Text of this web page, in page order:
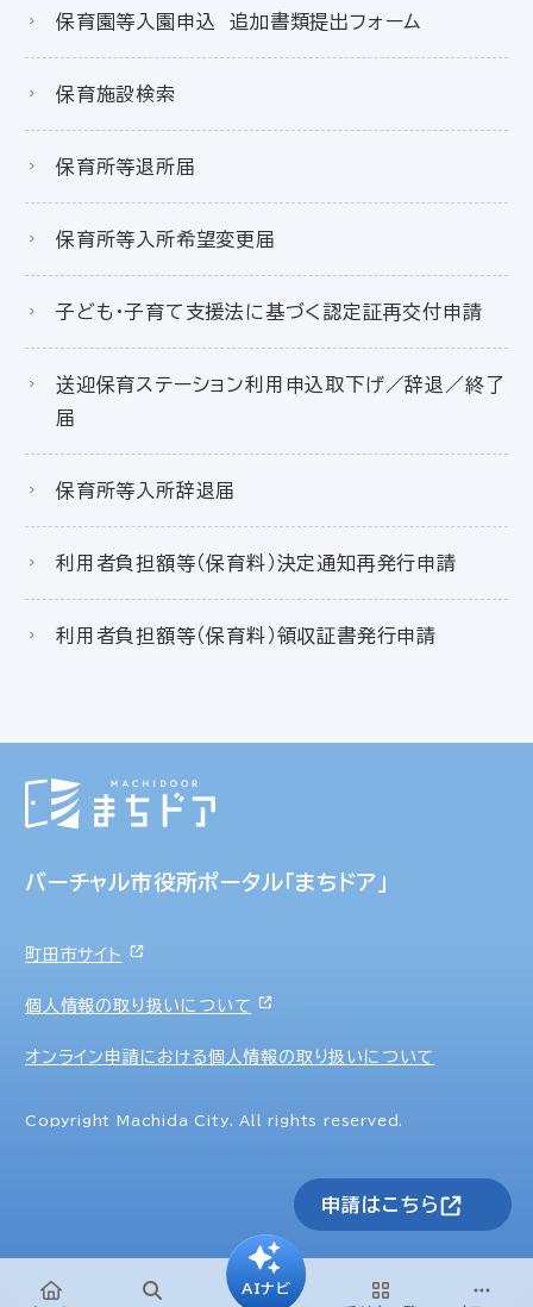
AIナビ
保育園等入園申込 追加書類提出フォーム
保育施設検索
保育所等退所届
保育所等入所希望変更届
子ども・子育て支援法に基づく認定証再交付申請
送迎保育ステーション利用申込取下げ／辞退／終了
届
保育所等入所辞退届
利用者負担額等（保育料）決定通知再発行申請
利用者負担額等（保育料）領収証書発行申請
申請はこちら
バーチャル市役所ポータル「まちドア」
町田市サイト
個人情報の取り扱いについて
オンライン申請における個人情報の取り扱いについて
Copyright Machida City. All rights reserved.